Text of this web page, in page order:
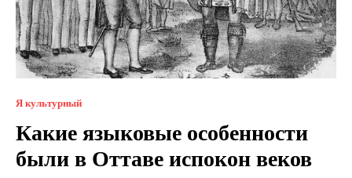
Я культурный
Какие языковые особенности
были в Оттаве испокон веков